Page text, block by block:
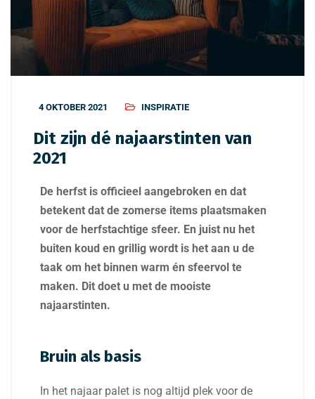
4 OKTOBER 2021 INSPIRATIE
Dit zijn dé najaarstinten van
2021
De herfst is officieel aangebroken en dat
betekent dat de zomerse items plaatsmaken
voor de herfstachtige sfeer. En juist nu het
buiten koud en grillig wordt is het aan u de
taak om het binnen warm én sfeervol te
maken. Dit doet u met de mooiste
najaarstinten.
Bruin als basis
In het najaar palet is nog altijd plek voor de